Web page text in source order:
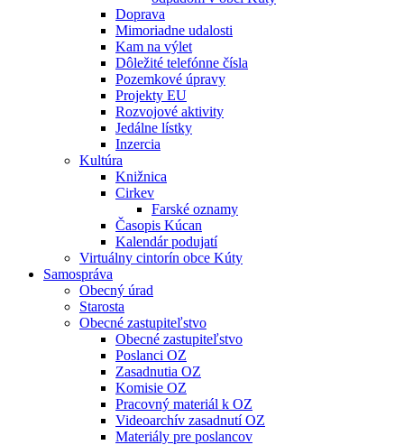
Doprava
Mimoriadne udalosti
Kam na výlet
Dôležité telefónne čísla
Pozemkové úpravy
Projekty EU
Rozvojové aktivity
Jedálne lístky
Inzercia
Kultúra
Knižnica
Cirkev
Farské oznamy
Časopis Kúcan
Kalendár podujatí
Virtuálny cintorín obce Kúty
Samospráva
Obecný úrad
Starosta
Obecné zastupiteľstvo
Obecné zastupiteľstvo
Poslanci OZ
Zasadnutia OZ
Komisie OZ
Pracovný materiál k OZ
Videoarchív zasadnutí OZ
Materiály pre poslancov